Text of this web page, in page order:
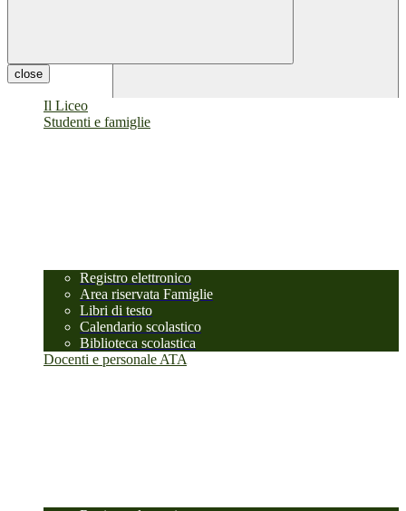
close
Il Liceo
Studenti e famiglie
Registro elettronico
Area riservata Famiglie
Libri di testo
Calendario scolastico
Biblioteca scolastica
Docenti e personale ATA